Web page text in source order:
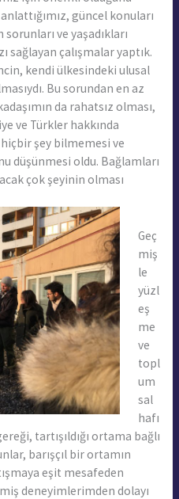
güncel konuları
ve yaşadıkları
sağlayan çalışmalar yaptık.
kendi ülkesindeki ulusal
Bu sorundan en az
da rahatsız olması,
ve Türkler hakkında
şey bilmemesi ve
düşünmesi oldu. Bağlamları
çok şeyinin olması
Geç
miş
le
yüzl
eş
me
ve
topl
um
sal
hafı
tartışıldığı ortama bağlı
barışçıl bir ortamın
eşit mesafeden
deneyimlerimden dolayı